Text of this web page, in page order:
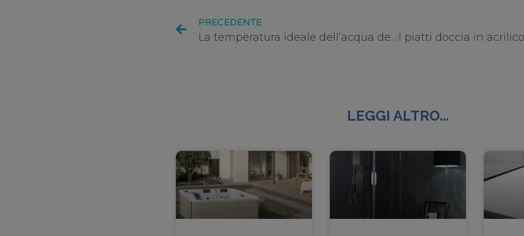
PRECEDENTE
La temperatura ideale dell’acqua della doccia? Ecco il parere degli esperti
LEGGI ALTRO...